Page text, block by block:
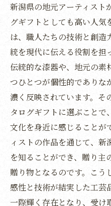
価格を超える価値新
験
価格以上の驚き
新潟の体験型ギ
特別な体験を提
ギフト選びの基
新潟を訪れるキ
新潟カタログギ
新潟県の地元アーティスト
グギフトとしても高い人気
は、職人たちの技術と創
統を現代に伝える役割を担
伝統的な漆器や、地元の素
つひとつが個性的でありな
濃く反映されています。そ
タログギフトに選ぶことで
文化を身近に感じることが
ィストの作品を通じて、
を知ることができ、贈り主
贈り物となるのです。こう
感性と技術が結実した工芸
一際輝く存在となり、受け